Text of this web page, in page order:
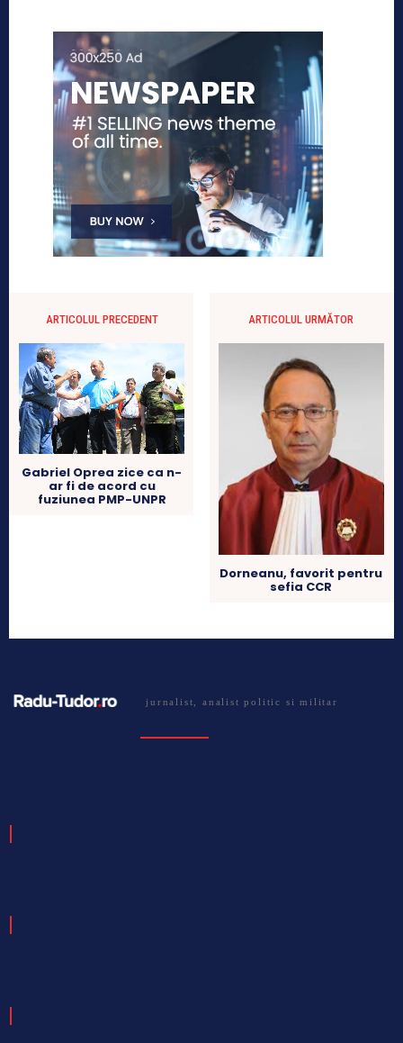
ARTICOLUL PRECEDENT
Gabriel Oprea zice ca n-
ar fi de acord cu
fuziunea PMP-UNPR
ARTICOLUL URMĂTOR
Dorneanu, favorit pentru
sefia CCR
jurnalist, analist politic si militar